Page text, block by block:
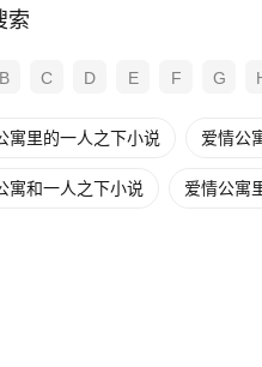
索
B C D E F G
寓里的一人之下小说 爱情公
寓和一人之下小说 爱情公寓